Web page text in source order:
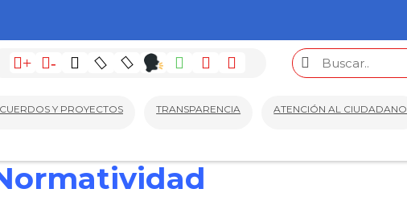
+ -
Y PROYECTOS TRANSPARENCIA ATENCIÓN AL CIUDADANO